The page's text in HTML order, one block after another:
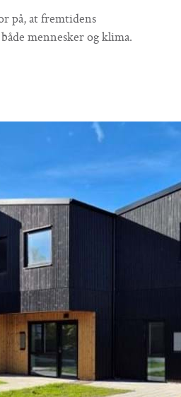
på, at fremtidens
mennesker og klima.